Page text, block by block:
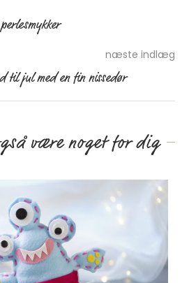
næste indlæg
til jul med en fin nissedør
være noget for dig